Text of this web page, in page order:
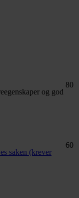
og god
80
saken (krever
60